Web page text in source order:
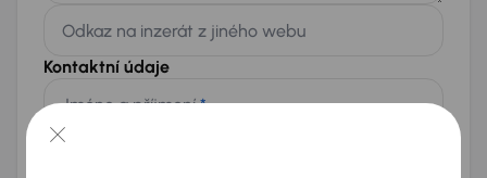
Odkaz na inzerát z jiného webu
Kontaktní údaje
Jméno a příjmení*